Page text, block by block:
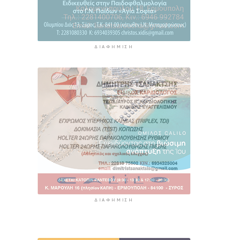
ΔΙΑΦΉΜΙΣΗ
ΔΙΑΦΉΜΙΣΗ